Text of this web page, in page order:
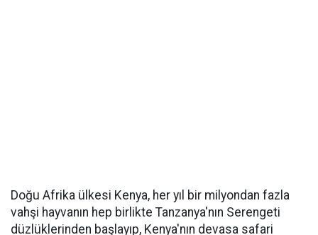
Doğu Afrika ülkesi Kenya, her yıl bir milyondan fazla
vahşi hayvanın hep birlikte Tanzanya'nın Serengeti
düzlüklerinden başlayıp, Kenya'nın devasa safari